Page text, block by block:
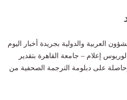
العربية والدولية بجريدة أخبار اليوم
إعلام – جامعة القاهرة بتقدير
على دبلومة الترجمة الصحفية من